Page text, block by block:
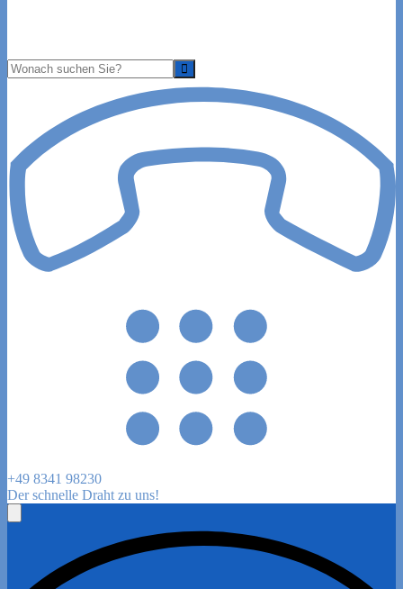
+49 8341 98230
Der schnelle Draht zu uns!